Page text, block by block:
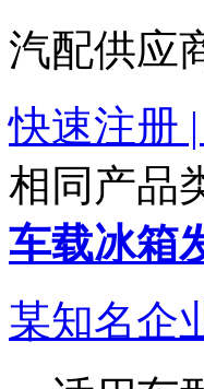
汽配供应
快速注册
相同产品
车载冰箱
某知名企